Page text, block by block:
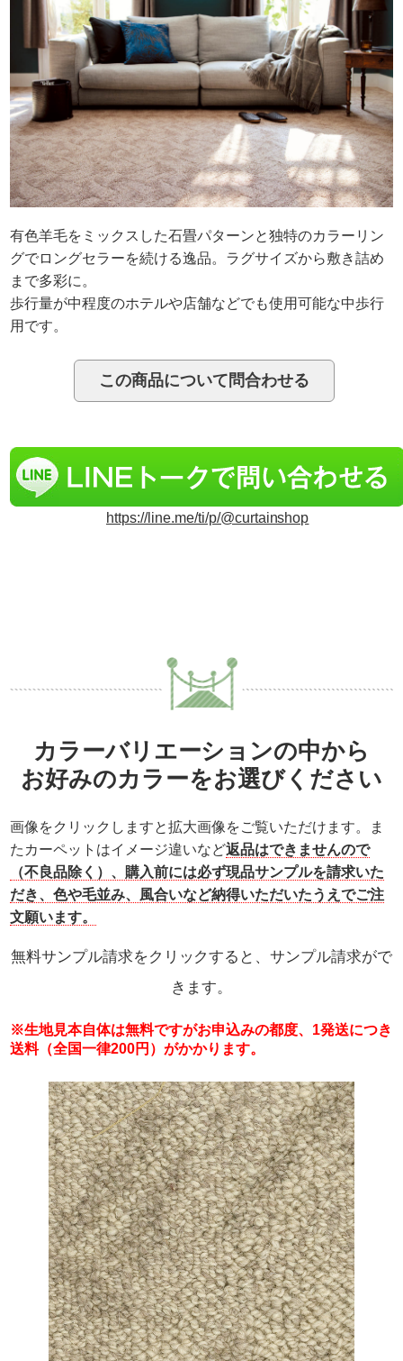
有色羊毛をミックスした石畳パターンと独特のカラーリン
グでロングセラーを続ける逸品。ラグサイズから敷き詰め
まで多彩に。
歩行量が中程度のホテルや店舗などでも使用可能な中歩行
用です。
https://line.me/ti/p/@curtainshop
カラーバリエーションの中から
お好みのカラーをお選びください
画像をクリックしますと拡大画像をご覧いただけます。ま
たカーペットはイメージ違いなど返品はできませんので
（不良品除く）、購入前には必ず現品サンプルを請求いた
だき、色や毛並み、風合いなど納得いただいたうえでご注
文願います。
無料サンプル請求をクリックすると、サンプル請求がで
きます。
※生地見本自体は無料ですがお申込みの都度、1発送につき
送料（全国一律200円）がかかります。